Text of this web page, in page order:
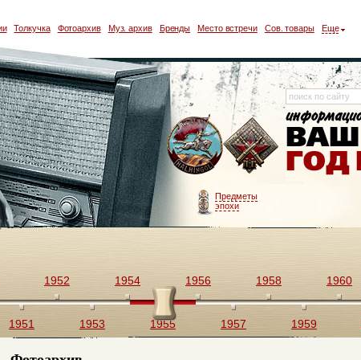
Толкучка Фотоархив Муз. архив Бренды Место встречи Сов. товары Еще
Предметы
эпохи
1951
1952
1953
1954
1955
1956
1957
1958
1959
1960